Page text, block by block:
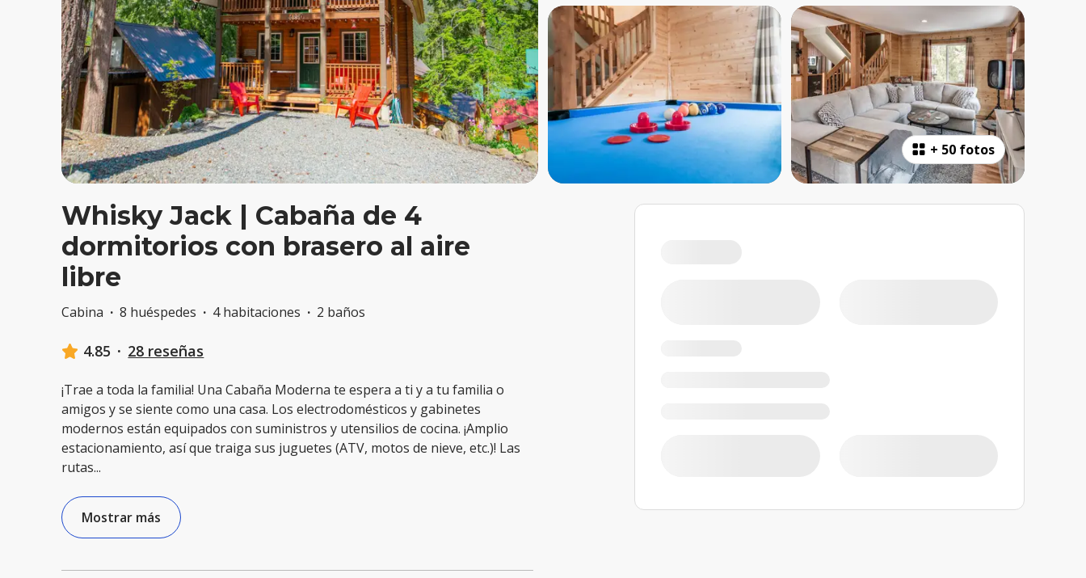
+ 50 fotos
Whisky Jack | Cabaña de 4
dormitorios con brasero al aire
libre
Cabina · 8 huéspedes · 4 habitaciones · 2 baños
4.85 · 28 reseñas
¡Trae a toda la familia! Una Cabaña Moderna te espera a ti y a tu familia o
amigos y se siente como una casa. Los electrodomésticos y gabinetes
modernos están equipados con suministros y utensilios de cocina. ¡Amplio
estacionamiento, así que traiga sus juguetes (ATV, motos de nieve, etc.)! Las
rutas...
Mostrar más